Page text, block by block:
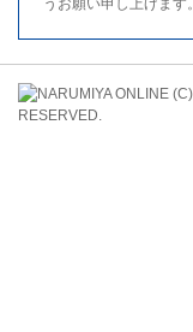
うお願い申し上げます。